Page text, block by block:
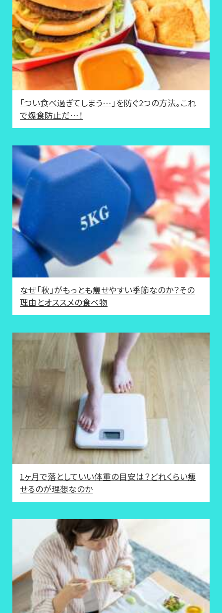
「つい食べ過ぎてしまう…」を防ぐ2つの方法。これ
で爆食防止だ…！
なぜ「秋」がもっとも痩せやすい季節なのか？その
理由とオススメの食べ物
1ヶ月で落としていい体重の目安は？どれくらい痩
せるのが理想なのか